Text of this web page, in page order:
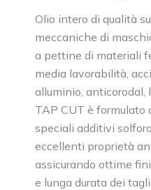
Olio intero di qualità
meccaniche di
a pettine di materiali
media lavorabilità,
alluminio, anticorodal,
TAP CUT è
speciali additivi
eccellenti proprietà
assicurando ottime
e lunga durata dei